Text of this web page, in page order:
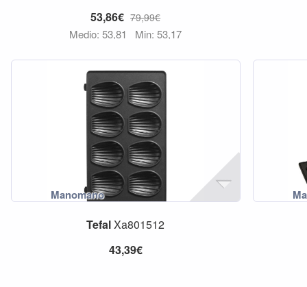
53,86€ 79,99€
Medio: 53,81 Min: 53,17
TefalXa801512
43,39€